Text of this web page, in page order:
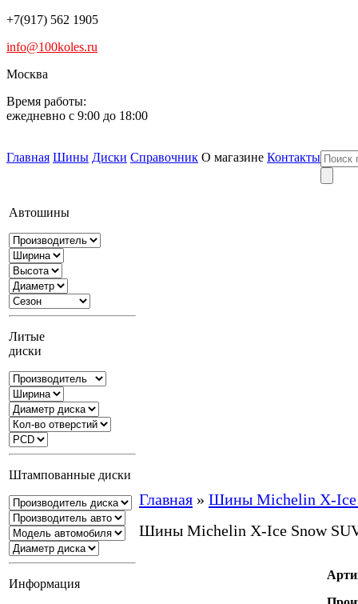
+7(917) 562 1905
info@100koles.ru
Москва
Время работы:
ежедневно с 9:00 до 18:00
Главная Шины Диски Справочник О магазине Контакты
Автошины
Литые
диски
Штампованные диски
Информация
Главная » Шины Michelin X-Ice
Шины Michelin X-Ice Snow